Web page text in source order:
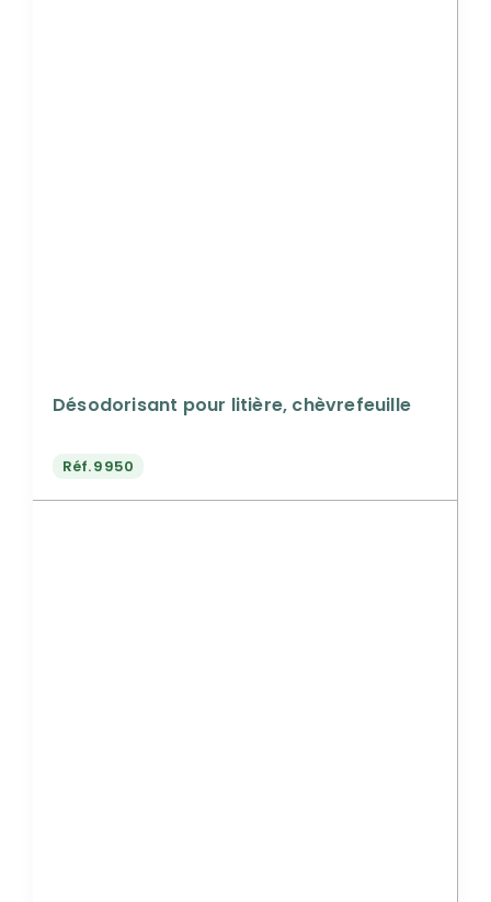
Désodorisant pour litière, chèvrefeuille
Réf.9950